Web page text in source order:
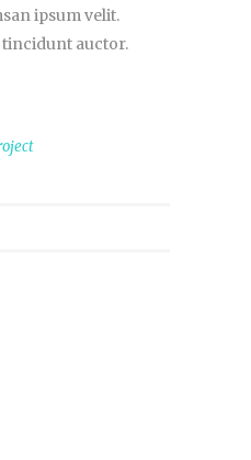
ipsum velit.
tincidunt auctor.